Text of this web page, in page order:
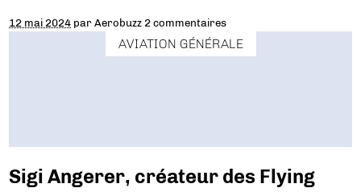
12 mai 2024 parAerobuzz 2 commentaires
AVIATION GÉNÉRALE
Sigi Angerer, créateur des Flying